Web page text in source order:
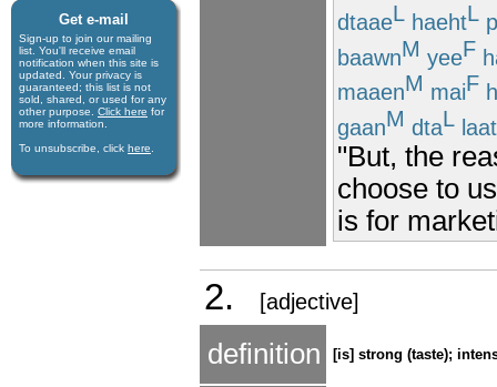
Get e-mail
Sign-up to join our mail­ing
list. You'll receive e­mail
notification when this site is
updated. Your privacy is
guaran­teed; this list is not
sold, shared, or used for any
other purpose. Click here for
more infor­mation.
To unsubscribe, click here
dtaaeL haehtL
baawnM yeeF
maaenM maiF
gaanM dtaL laat
"But, the
choose to
is for
2. [adjective]
definition [is] strong (taste);